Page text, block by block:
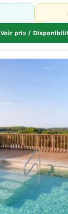
Voir prix /